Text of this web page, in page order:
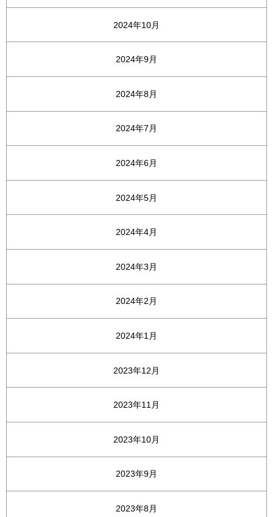
2024年10月
2024年9月
2024年8月
2024年7月
2024年6月
2024年5月
2024年4月
2024年3月
2024年2月
2024年1月
2023年12月
2023年11月
2023年10月
2023年9月
2023年8月